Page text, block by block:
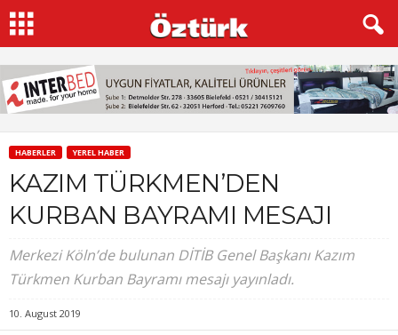
HABERLER YEREL HABER
KAZIM TÜRKMEN’DEN
KURBAN BAYRAMI MESAJI
Merkezi Köln’de bulunan DİTİB Genel Başkanı Kazım
Türkmen Kurban Bayramı mesajı yayınladı.
10. August 2019